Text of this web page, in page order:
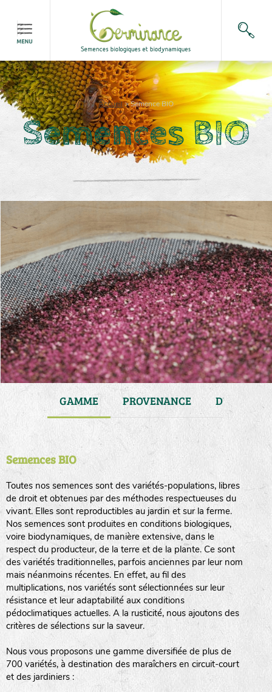
Accueil>Semence BIO
Semences BIO
GAMME PROVENANCE DURÉE DE
Semences BIO
Toutes nos semences sont des variétés-populations, libres
de droit et obtenues par des méthodes respectueuses du
vivant. Elles sont reproductibles au jardin et sur la ferme.
Nos semences sont produites en conditions biologiques,
voire biodynamiques, de manière extensive, dans le
respect du producteur, de la terre et de la plante. Ce sont
des variétés traditionnelles, parfois anciennes par leur nom
mais néanmoins récentes. En effet, au fil des
multiplications, nos variétés sont sélectionnées sur leur
résistance et leur adaptabilité aux conditions
pédoclimatiques actuelles. A la rusticité, nous ajoutons des
critères de sélections sur la saveur.
Nous vous proposons une gamme diversifiée de plus de
700 variétés, à destination des maraîchers en circuit-court
et des jardiniers :
haies
zone sauvage